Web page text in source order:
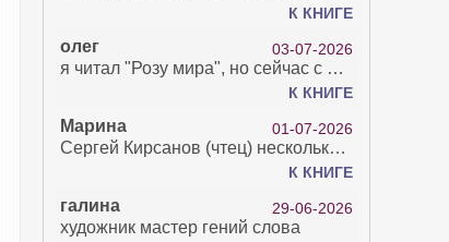
К КНИГЕ
олег 03-07-2026
я читал "Розу мира", но сейчас с возрастом зрение рухнуло. Но хочется ещё почитать. Просто захватывает. Хорошо, что есть А КНИГА. Спасибо за вашу работу.
К КНИГЕ
Марина 01-07-2026
Сергей Кирсанов (чтец) несколько раз рыгнул в микрофон. В наушниках это было хорошо слышно и сильно неприятно. Я понимаю, что это бесплатная аудиокнига, но не до такой же степени наплевать на слушателя..
К КНИГЕ
галина 29-06-2026
художник мастер гений слова